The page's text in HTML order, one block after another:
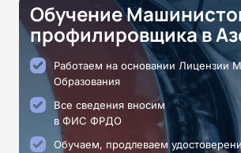
Обучение
профилировщика в
Работаем на основании Лицензии
Образования
Все сведения вносим
в ФИС ФРДО
Обучаем, продлеваем